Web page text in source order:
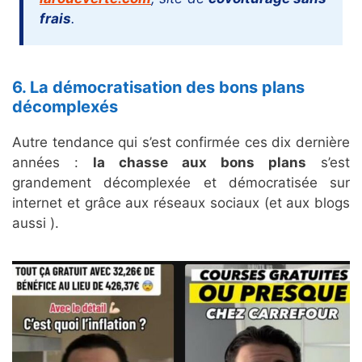
frais.
6. La démocratisation des bons plans
décomplexés
Autre tendance qui s’est confirmée ces dix dernière
années : la chasse aux bons plans s’est
grandement décomplexée et démocratisée sur
internet et grâce aux réseaux sociaux (et aux blogs
aussi ).